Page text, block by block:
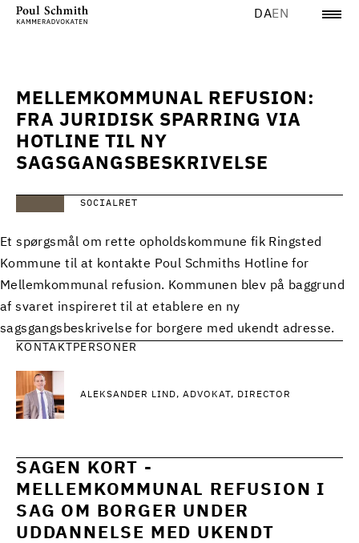
DAEN
MELLEMKOMMUNAL REFUSION:
FRA JURIDISK SPARRING VIA
HOTLINE TIL NY
SAGSGANGSBESKRIVELSE
SOCIALRET
Et spørgsmål om rette opholdskommune fik Ringsted
Kommune til at kontakte Poul Schmiths Hotline for
Mellemkommunal refusion. Kommunen blev på baggrund
af svaret inspireret til at etablere en ny
sagsgangsbeskrivelse for borgere med ukendt adresse.
KONTAKTPERSONER
ALEKSANDER LIND, ADVOKAT, DIRECTOR
SAGEN KORT -
MELLEMKOMMUNAL REFUSION I
SAG OM BORGER UNDER
UDDANNELSE MED UKENDT